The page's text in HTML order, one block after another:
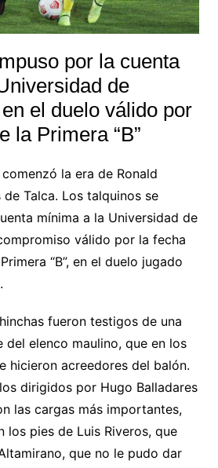
por la cuenta
de
el duelo válido por
la Primera “B”
la era de Ronald
de Talca. Los talquinos se
mínima a la Universidad de
válido por la fecha
“B”, en el duelo jugado
fueron testigos de una
del elenco maulino, que en los
hicieron acreedores del balón.
dirigidos por Hugo Balladares
las cargas más importantes,
los pies de Luis Riveros, que
que no le pudo dar